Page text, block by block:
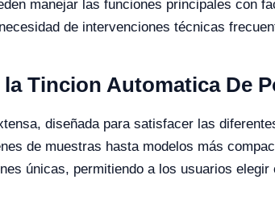
manejar las funciones principales con
de intervenciones técnicas
Tincion Automatica De
diseñada para satisfacer las
de muestras hasta modelos más
únicas, permitiendo a los usuarios